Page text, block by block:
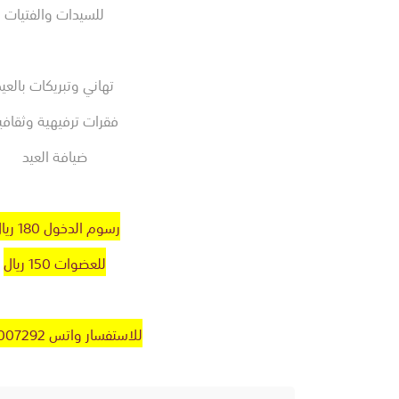
للسيدات والفتيات
تهاني وتبريكات
فقرات ترفيهية
ضيافة العيد
رسوم الدخول 180 ريال
للعضوات 150 ريال
للاستفسار واتس 0531007292